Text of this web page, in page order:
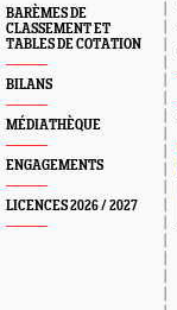
BARÈMES DE
CLASSEMENT ET
TABLES DE COTATION
BILANS
MÉDIATHÈQUE
ENGAGEMENTS
LICENCES 2026 / 2027